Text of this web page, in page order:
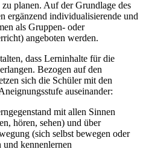
planen. Auf der Grundlage des
ergänzend individualisierende und
als Gruppen- oder
angeboten werden.
dass Lerninhalte für die
Bezogen auf den
sich die Schüler mit den
auseinander:
mit allen Sinnen
hören, sehen) und über
(sich selbst bewegen oder
kennenlernen